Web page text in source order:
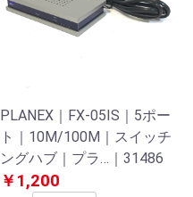
PLANEX｜FX-05IS｜5ポー
ト｜10M/100M｜スイッチ
ングハブ｜プラ…｜31486
￥1,200